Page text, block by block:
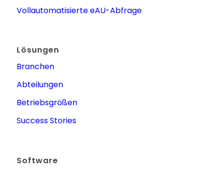
Vollautomatisierte eAU-Abfrage
Lösungen
Branchen
Abteilungen
Betriebsgrößen
Success Stories
Software